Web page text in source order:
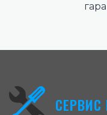
СЕРВИС